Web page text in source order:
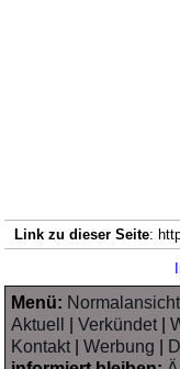
Link zu dieser Seite:
Menü: Normalansicht
Aktuell
|Verkündet|
Kontakt|Werbung